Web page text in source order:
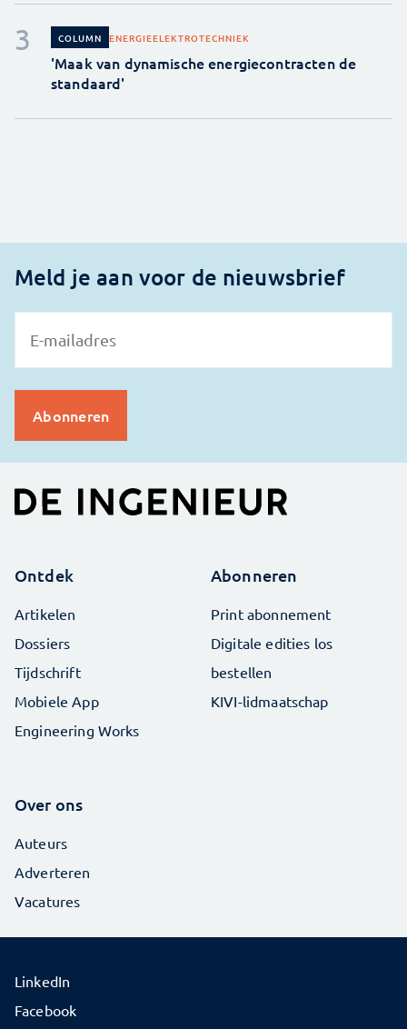
COLUMN ENERGIEELEKTROTECHNIEK
'Maak van dynamische energiecontracten de
standaard'
Meld je aan voor de nieuwsbrief
Ontdek
Artikelen
Dossiers
Tijdschrift
Mobiele App
Engineering Works
Abonneren
Print abonnement
Digitale edities los
bestellen
KIVI-lidmaatschap
Over ons
Auteurs
Adverteren
Vacatures
LinkedIn
Facebook